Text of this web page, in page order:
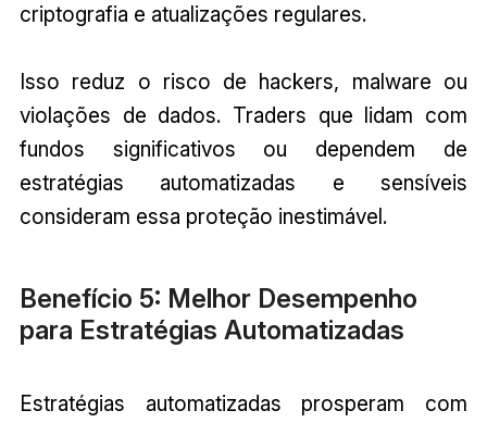
criptografia e atualizações regulares.
Isso reduz o risco de hackers, malware ou
violações de dados. Traders que lidam com
fundos significativos ou dependem de
estratégias automatizadas e sensíveis
consideram essa proteção inestimável.
Benefício 5: Melhor Desempenho
para Estratégias Automatizadas
Estratégias automatizadas prosperam com